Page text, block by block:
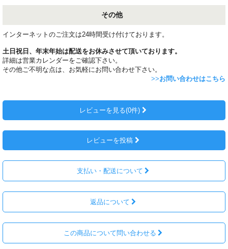
その他
インターネットのご注文は24時間受け付けております。
土日祝日、年末年始は配送をお休みさせて頂いております。
詳細は営業カレンダーをご確認下さい。
その他ご不明な点は、お気軽にお問い合わせ下さい。
>>お問い合わせはこちら
レビューを見る(0件)
レビューを投稿
支払い・配送について
返品について
この商品について問い合わせる